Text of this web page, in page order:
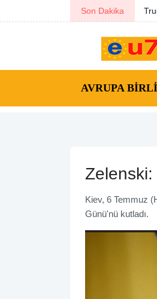
Son Dakika
AVRUPA
Kiev, 6 Temmuz
Günü'nü kutladı.